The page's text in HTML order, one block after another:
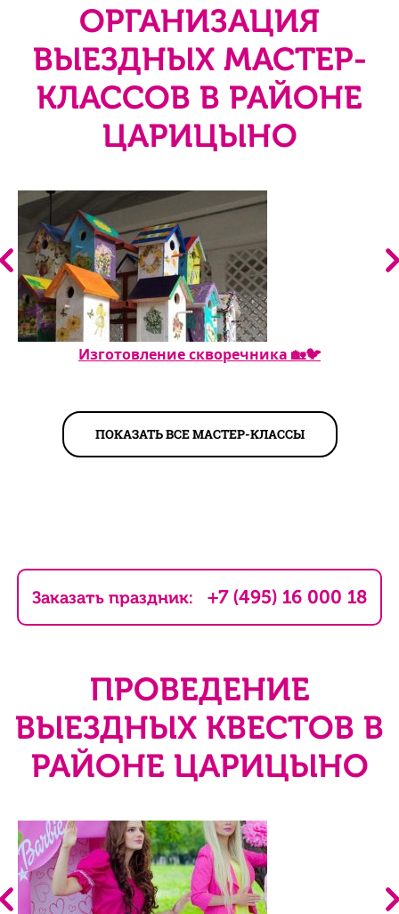
ОРГАНИЗАЦИЯ
ВЫЕЗДНЫХ МАСТЕР-
КЛАССОВ В РАЙОНЕ
ЦАРИЦЫНО
Изготовление скворечника 🏡🐦
ПОКАЗАТЬ ВСЕ МАСТЕР-КЛАССЫ
Заказать праздник: +7 (495) 16 000 18
ПРОВЕДЕНИЕ
ВЫЕЗДНЫХ КВЕСТОВ В
РАЙОНЕ ЦАРИЦЫНО